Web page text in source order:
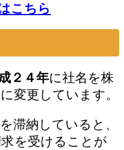
こちら
２４年に社名を株
変更しています。
滞納していると、
を受けることが